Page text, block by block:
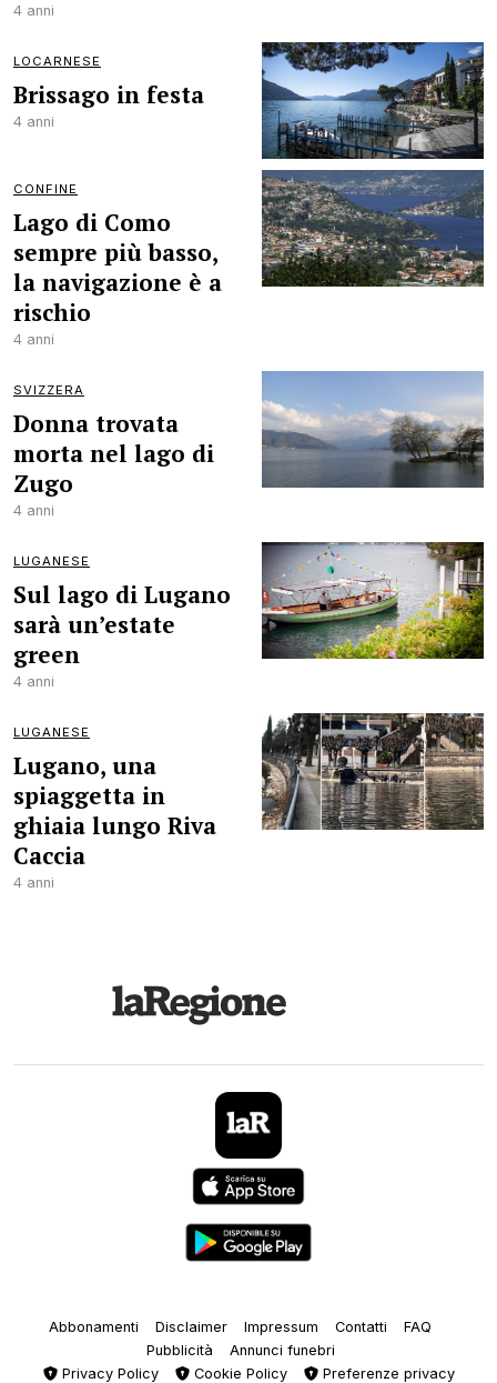
4 anni
LOCARNESE
Brissago in festa
4 anni
CONFINE
Lago di Como
sempre più basso,
la navigazione è a
rischio
4 anni
SVIZZERA
Donna trovata
morta nel lago di
Zugo
4 anni
LUGANESE
Sul lago di Lugano
sarà un’estate
green
4 anni
LUGANESE
Lugano, una
spiaggetta in
ghiaia lungo Riva
Caccia
4 anni
Abbonamenti Disclaimer Impressum Contatti
FAQ
Pubblicità
Annunci funebri
Privacy Policy
Cookie Policy Preferenze privacy